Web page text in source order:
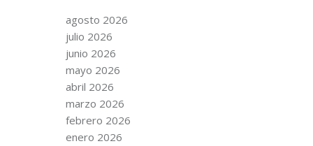
agosto 2026
julio 2026
junio 2026
mayo 2026
abril 2026
marzo 2026
febrero 2026
enero 2026